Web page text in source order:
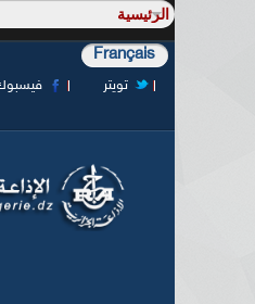
Français
تويتر